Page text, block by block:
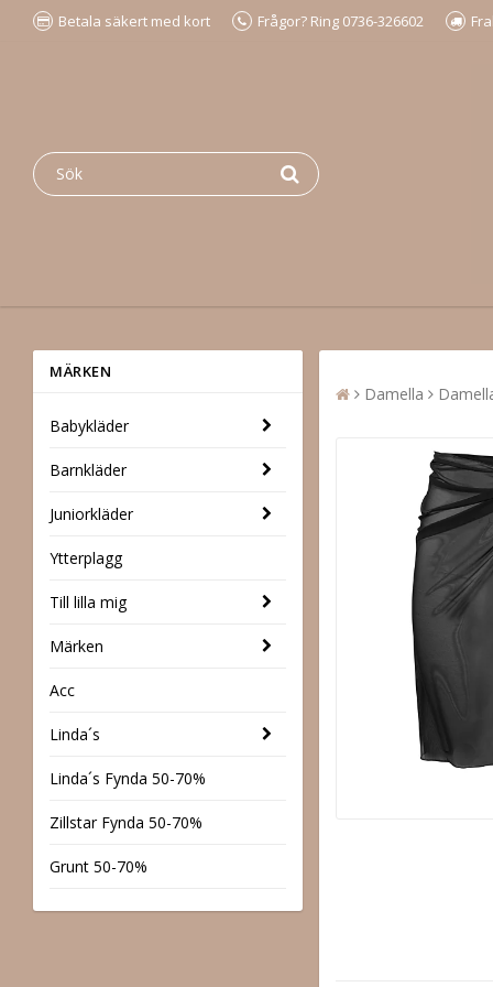
Betala säkert med kort Frågor? Ring 0736-326602
MÄRKEN
Babykläder
Barnkläder
Juniorkläder
Ytterplagg
Till lilla mig
Märken
Acc
Linda´s
Linda´s Fynda 50-70%
Zillstar Fynda 50-70%
Grunt 50-70%
Damella